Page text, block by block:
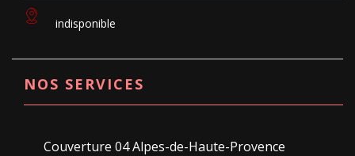
indisponible
NOS SERVICES
Couverture 04 Alpes-de-Haute-Provence